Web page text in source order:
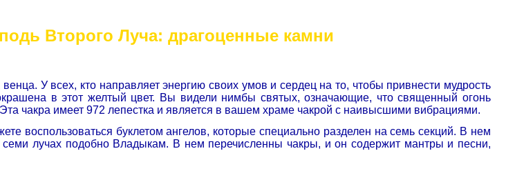
Второго Луча: драгоценные камни
У всех, кто направляет энергию своих умов и сердец на то, чтобы привнести мудрость
в этот желтый цвет. Вы видели нимбы святых, означающие, что священный огонь
чакра имеет 972 лепестка и является в вашем храме чакрой с наивысшими вибрациями.
воспользоваться буклетом ангелов, которые специально разделен на семь секций. В нем
лучах подобно Владыкам. В нем перечисленны чакры, и он содержит мантры и песни,